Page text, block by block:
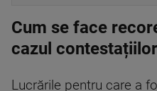
Cum se face
cazul contestațiilor
Lucrările pentru care a